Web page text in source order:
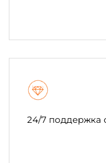
24/7 поддержка